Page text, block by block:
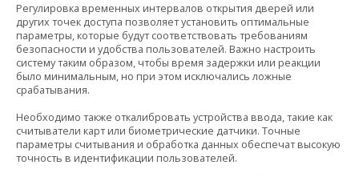
Регулировка временных интервалов открытия дверей или
других точек доступа позволяет установить оптимальные
параметры, которые будут соответствовать требованиям
безопасности и удобства пользователей. Важно настроить
систему таким образом, чтобы время задержки или реакции
было минимальным, но при этом исключались ложные
срабатывания.
Необходимо также откалибровать устройства ввода, такие как
считыватели карт или биометрические датчики. Точные
параметры считывания и обработка данных обеспечат высокую
точность в идентификации пользователей.